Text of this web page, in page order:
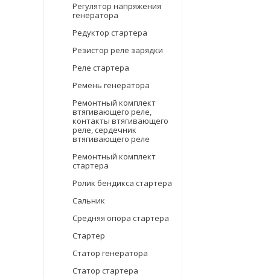
Регулятор напряжения
генератора
Редуктор стартера
Резистор реле зарядки
Реле стартера
Ремень генератора
Ремонтный комплект
втягивающего реле,
контакты втягивающего
реле, сердечник
втягивающего реле
Ремонтный комплект
стартера
Ролик бендикса стартера
Сальник
Средняя опора стартера
Стартер
Статор генератора
Статор стартера